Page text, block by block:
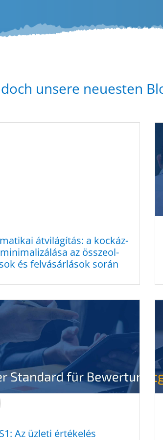
unsere neues­ten
átvilá­gí­tás: a kocká­z­
az összeol­
és felvá­sár­lá­sok során
S1: Az üzleti értékelés